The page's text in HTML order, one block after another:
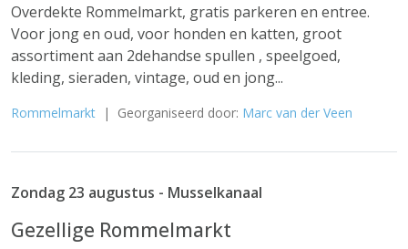
Overdekte Rommelmarkt, gratis parkeren en entree.
Voor jong en oud, voor honden en katten, groot
assortiment aan 2dehandse spullen , speelgoed,
kleding, sieraden, vintage, oud en jong...
Rommelmarkt | Georganiseerd door: Marc van der Veen
Zondag 23 augustus - Musselkanaal
Gezellige Rommelmarkt